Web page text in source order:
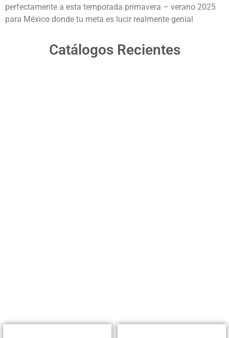
perfectamente a esta temporada primavera – verano 2025
para México donde tu meta es lucir realmente genial
Catálogos Recientes